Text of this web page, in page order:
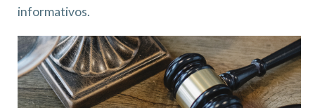
informativos.